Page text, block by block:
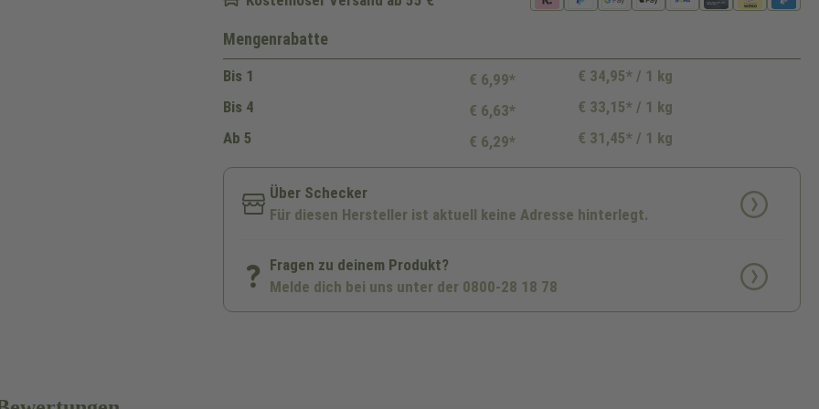
Mengenrabatte
Bis 1 € 6,99*
€ 34,95* / 1 kg
Bis 4 € 6,63*
€ 33,15* / 1 kg
Ab 5 € 6,29* € 31,45* / 1 kg
Über Schecker
Für diesen Hersteller ist aktuell keine Adresse hinterlegt.
Fragen zu deinem Produkt?
Melde dich bei uns unter der 0800-28 18 78